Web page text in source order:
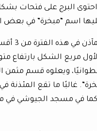
البرج على فتحات
اسم “مبخرة” في بعض
تألفت
مربع الشكل بارتفاع
ويعلوه قسم مثمن
غالبًا ما تقع
كما في مسجد الجيوشي في